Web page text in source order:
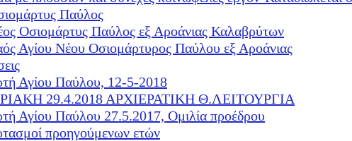
Παύλος
Οσιομάρτυς Παύλος εξ Αροάνιας Καλαβρύτων
Αγίου Νέου Οσιομάρτυρος Παύλου εξ Αροάνιας
Αγίου Παύλου, 12-5-2018
29.4.2018 ΑΡΧΙΕΡΑΤΙΚΗ Θ.ΛΕΙΤΟΥΡΓΙΑ
Αγίου Παύλου 27.5.2017, Ομιλία προέδρου
προηγούμενων ετών